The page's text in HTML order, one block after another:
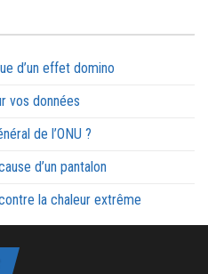
d’un effet domino
vos données
de l’ONU ?
d’un pantalon
la chaleur extrême